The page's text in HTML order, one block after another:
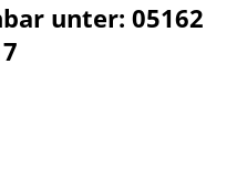
unter: 05162